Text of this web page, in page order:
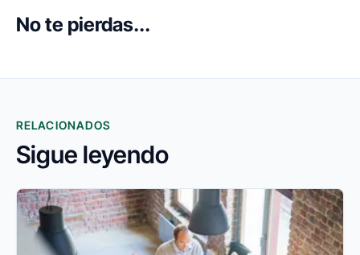
No te pierdas...
RELACIONADOS
Sigue leyendo